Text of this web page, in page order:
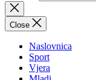
Close
Naslovnica
Sport
Vjera